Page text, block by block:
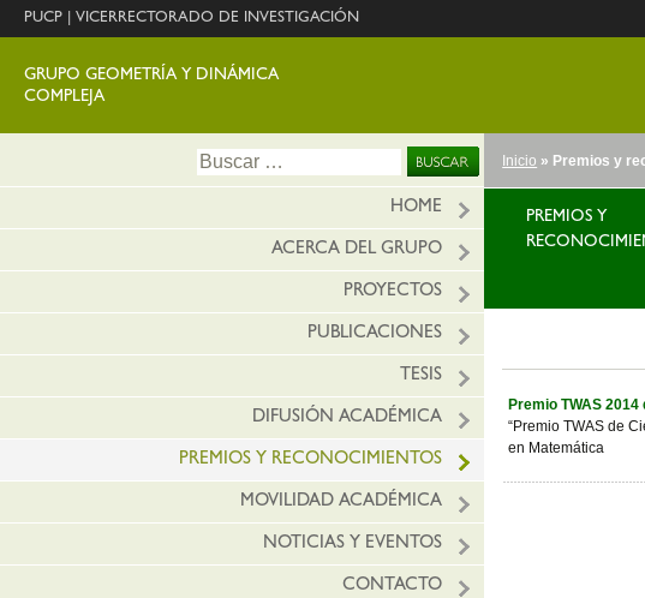
PUCP VICERRECTORADO DE INVESTIGACIÓN
GRUPO GEOMETRÍA Y DINÁMICA
COMPLEJA
Buscar:
HOME
ACERCA DEL GRUPO
PROYECTOS
PUBLICACIONES
TESIS
DIFUSIÓN ACADÉMICA
PREMIOS Y RECONOCIMIENTOS
MOVILIDAD ACADÉMICA
NOTICIAS Y EVENTOS
CONTACTO
Inicio » Premios y
PREMIOS Y
Premio TWAS
“Premio TWAS de
en Matemática